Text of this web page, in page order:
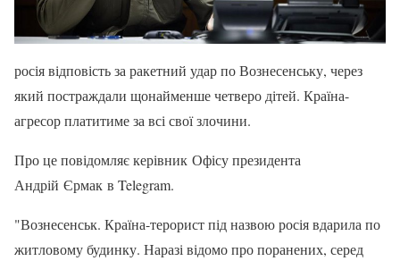
росія відповість за ракетний удар по Вознесенську, через
який постраждали щонайменше четверо дітей. Країна-
агресор платитиме за всі свої злочини.
Про це повідомляє керівник Офісу президента
Андрій Єрмак в Telegram.
"Вознесенськ. Країна-терорист під назвою росія вдарила по
житловому будинку. Наразі відомо про поранених, серед